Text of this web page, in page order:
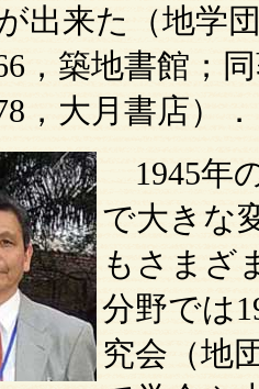
出来た（地学
，築地書館；
，大月書店）．
1945年
で大きな
もさまざ
分野では
究会（地